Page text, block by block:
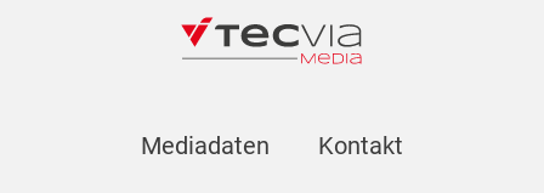
Mediadaten Kontakt